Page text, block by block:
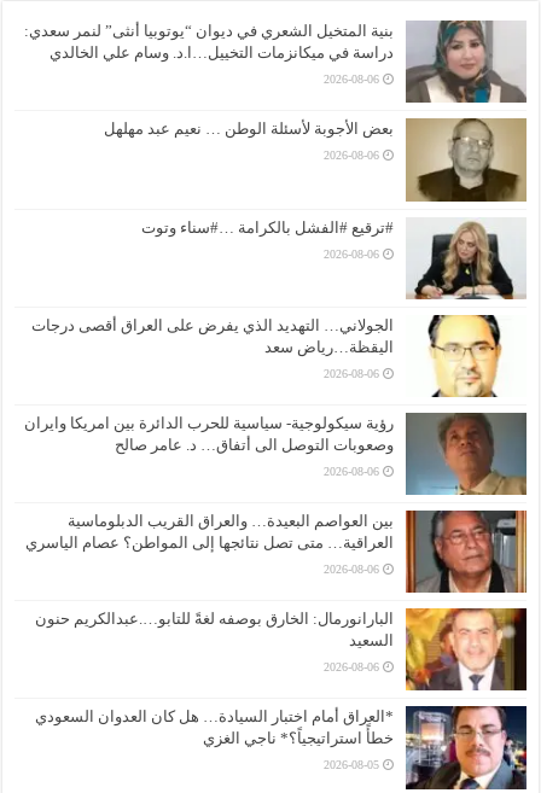
بنية المتخيل الشعري في ديوان “يوتوبيا أنثى” لنمر سعدي:
دراسة في ميكانزمات التخييل…ا.د. وسام علي الخالدي
2026-08-06
بعض الأجوبة لأسئلة الوطن … نعيم عبد مهلهل
2026-08-06
#ترقيع #الفشل بالكرامة …#سناء وتوت
2026-08-06
الجولاني… التهديد الذي يفرض على العراق أقصى درجات
اليقظة…رياض سعد
2026-08-06
رؤية سيكولوجية- سياسية للحرب الدائرة بين امريكا وايران
وصعوبات التوصل الى أتفاق… د. عامر صالح
2026-08-06
بين العواصم البعيدة… والعراق القريب الدبلوماسية
العراقية… متى تصل نتائجها إلى المواطن؟ عصام الياسري
2026-08-06
البارانورمال: الخارق بوصفه لغةً للتابو….عبدالكريم حنون
السعيد
2026-08-06
*العراق أمام اختبار السيادة… هل كان العدوان السعودي
خطأً استراتيجياً؟* ناجي الغزي
2026-08-05